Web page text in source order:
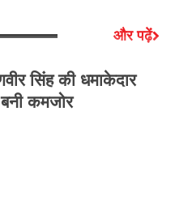
और पढ़ें
सिंह की धमाकेदार
कमजोर